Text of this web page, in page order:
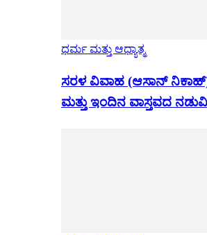
ಧರ್ಮ ಮತ್ತು ಆಧ್ಯಾತ್ಮ
ಸರಳ ವಿವಾಹ (ಆಸಾನ್
ಮತ್ತು ಇಂದಿನ ವಾಸ್ತವದ